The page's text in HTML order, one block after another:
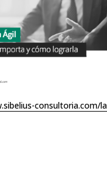
consultoria.com/